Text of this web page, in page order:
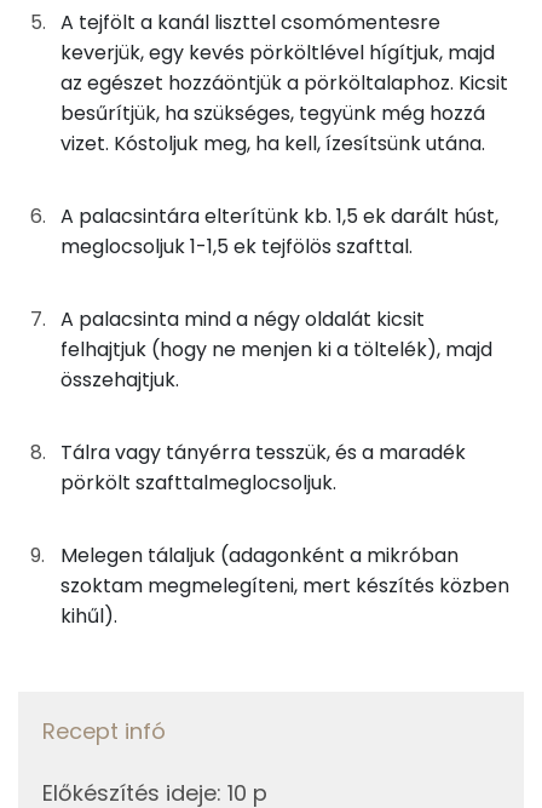
5g finomliszt 18 kcal
Összesen 465 kcal
Kolin:
Niacin - B3 vitamin:
C vitamin:
Tiamin - B1 vitamin:
B6 vitamin:
Fehérje
Összesen
Zsír
Telített zsírsav
14 g
Koleszterin
A tejfölt a kanál liszttel csomómentesre
keverjük, egy kevés pörköltlével hígítjuk, majd
az egészet hozzáöntjük a pörköltalaphoz. Kicsit
besűrítjük, ha szükséges, tegyünk még hozzá
vizet. Kóstoljuk meg, ha kell, ízesítsünk utána.
A palacsintára elterítünk kb. 1,5 ek darált húst,
meglocsoljuk 1-1,5 ek tejfölös szafttal.
A palacsinta mind a négy oldalát kicsit
felhajtjuk (hogy ne menjen ki a töltelék), majd
összehajtjuk.
Tálra vagy tányérra tesszük, és a maradék
pörkölt szafttalmeglocsoljuk.
Melegen tálaljuk (adagonként a mikróban
szoktam megmelegíteni, mert készítés közben
kihűl).
Recept infó
Előkészítés ideje: 10 p